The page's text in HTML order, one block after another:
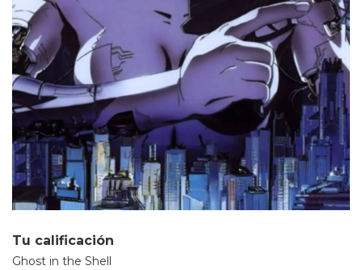
Tu calificación
Ghost in the Shell